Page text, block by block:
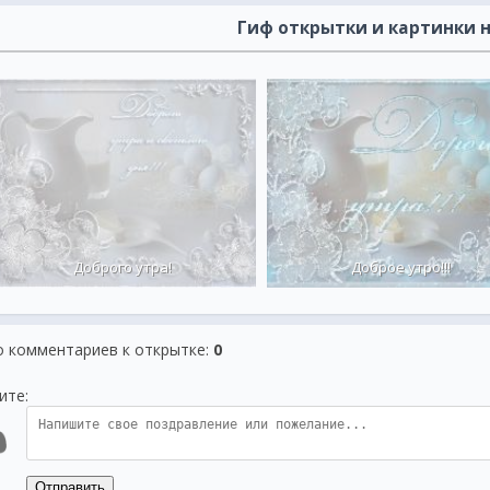
Гиф открытки и картинки
Доброго утра! Доброе утро!!!
комментариев к открытке: 0